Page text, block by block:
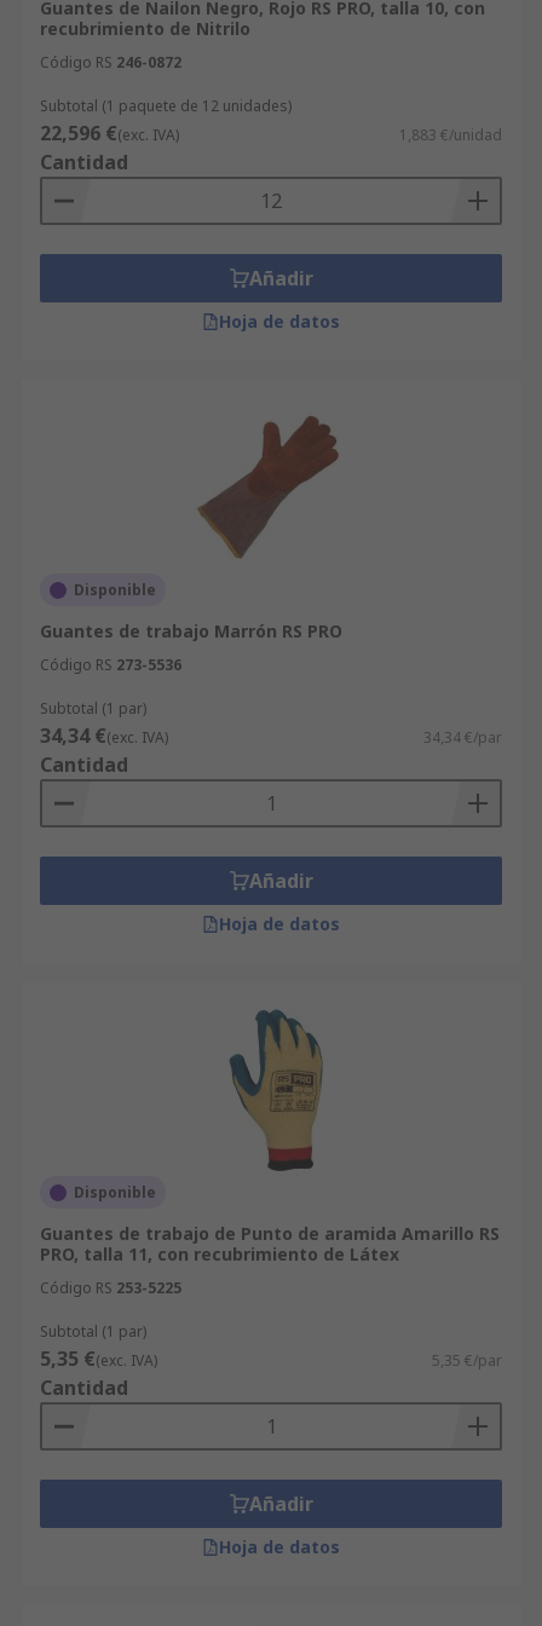
tu actividad profesional.
Guantes de Nailon Negro, Rojo RS PRO, talla 10, con
recubrimiento de Nitrilo
Código RS 246-0872
Subtotal (1 paquete de 12 unidades)
22,596 €(exc. IVA) 1,883 €/unidad
Cantidad
Añadir
Hoja de datos
Disponible
Guantes de trabajo Marrón RS PRO
Código RS 273-5536
Subtotal (1 par)
34,34 €(exc. IVA) 34,34 €/par
Cantidad
Añadir
Hoja de datos
Disponible
Guantes de trabajo de Punto de aramida Amarillo RS
PRO, talla 11, con recubrimiento de Látex
Código RS 253-5225
Subtotal (1 par)
5,35 €(exc. IVA) 5,35 €/par
Cantidad
Añadir
Hoja de datos